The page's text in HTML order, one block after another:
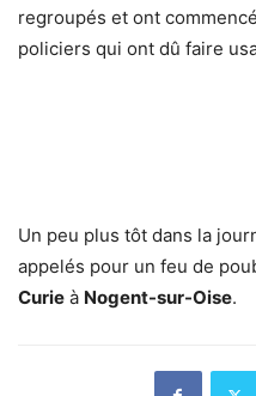
regroupés et ont
policiers qui ont dû faire
Un peu plus tôt dans la
appelés pour un feu de
Curie à Nogent-sur-Oise.